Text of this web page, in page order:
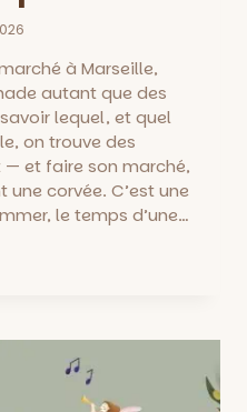
à Marseille,
autant que des
lequel, et quel
on trouve des
et faire son marché,
une corvée. C’est une
le temps d’une…